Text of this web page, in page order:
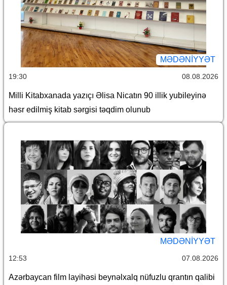
MƏDƏNIYYƏT
19:30 08.08.2026
Milli Kitabxanada yazıçı Əlisa Nicatın 90 illik yubileyinə
həsr edilmiş kitab sərgisi təqdim olunub
MƏDƏNIYYƏT
12:53 07.08.2026
Azərbaycan film layihəsi beynəlxalq nüfuzlu qrantın qalibi